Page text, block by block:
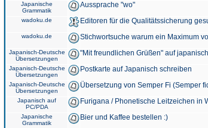
Japanische
Grammatik
Aussprache "wo"
wadoku.de Editoren für die Qualitätssicherung
wadoku.de Stichwortsuche warum ein Maximum
Japanisch-Deutsche
Übersetzungen
"Mit freundlichen Grüßen" auf
Japanisch-Deutsche
Übersetzungen
Postkarte auf Japanisch schreiben
Japanisch-Deutsche
Übersetzungen
Übersetzung von Semper Fi (Semper
Japanisch auf
PC/PDA
Furigana / Phonetische Leitzeichen in
Japanische
Grammatik
Bier und Kaffee bestellen :)